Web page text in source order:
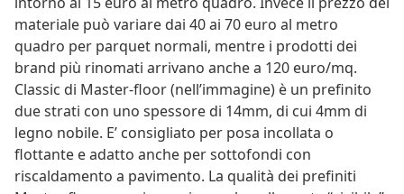
materiale può variare dai 40 ai 70 euro al metro
quadro per parquet normali, mentre i prodotti dei
brand più rinomati arrivano anche a 120 euro/mq.
Classic di Master-floor (nell’immagine) è un prefinito
due strati con uno spessore di 14mm, di cui 4mm di
legno nobile. E’ consigliato per posa incollata o
flottante e adatto anche per sottofondi con
riscaldamento a pavimento. La qualità dei prefiniti